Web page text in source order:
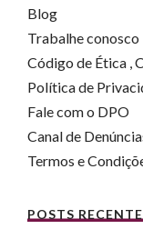
Blog
Trabalhe conosco
Código de Ética ,
Política de
Fale com o DPO
Canal de
Termos e
POSTS